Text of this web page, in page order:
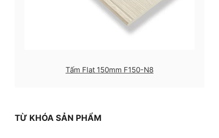
Tấm Flat 150mm F150-N8
TỪ KHÓA SẢN PHẨM